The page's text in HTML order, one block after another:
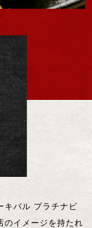
キバル プラチナビ
のイメージを持たれ